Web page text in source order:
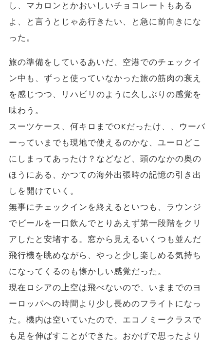
し、マカロンとかおいしいチョコレートもある
よ、と言うとじゃあ行きたい、と急に前向きにな
った。
旅の準備をしているあいだ、空港でのチェックイ
ン中も、ずっと使っていなかった旅の筋肉の衰え
を感じつつ、リハビリのように久しぶりの感覚を
味わう。
スーツケース、何キロまでOKだったけ、、ウーバ
ーっていまでも現地で使えるのかな、ユーロどこ
にしまってあったけ？などなど、頭のなかの奥の
ほうにある、かつての海外出張時の記憶の引き出
しを開けていく。
無事にチェックインを終えるといつも、ラウンジ
でビールを一口飲んでとりあえず第一段階をクリ
アしたと安堵する。窓から見えるいくつも並んだ
飛行機を眺めながら、やっと少し楽しめる気持ち
になってくるのも懐かしい感覚だった。
現在ロシアの上空は飛べないので、いままでのヨ
ーロッパへの時間より少し長めのフライトになっ
た。機内は空いていたので、エコノミークラスで
も足を伸ばすことができた。おかげで思ったより